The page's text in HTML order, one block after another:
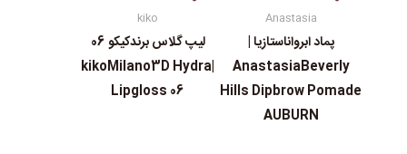
Anastasia
پماد ابرواناستازیا |
AnastasiaBeverly
Hills Dipbrow Pomade
AUBURN
kiko
لیپ گلاس‌ برندکیکو 06
|kikoMilano3D Hydra
Lipgloss 06